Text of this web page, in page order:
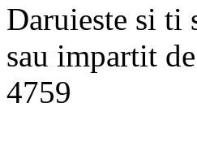
Daruieste si ti
sau impartit
4759